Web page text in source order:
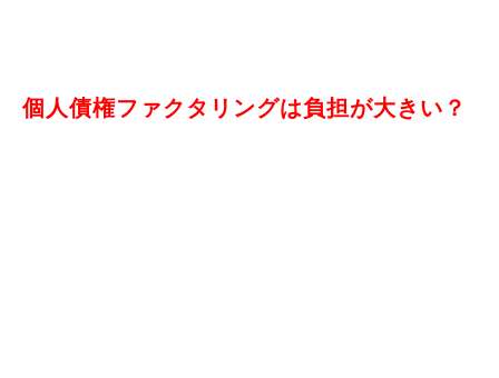
個人債権ファクタリングは負担が大きい？